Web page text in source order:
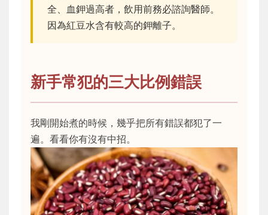
全、血鉀過高者，飲用前務必諮詢醫師。
因為紅豆水含有較高的鉀離子。
新手常犯的三大比例錯誤
我剛開始煮的時候，幾乎把所有錯誤都犯了一
遍。看看你有沒有中招。